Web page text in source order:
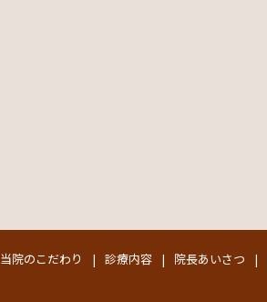
当院のこだわり 診療内容 院長あいさつ